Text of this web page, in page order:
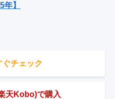
】
チェック
天Kobo)で購入